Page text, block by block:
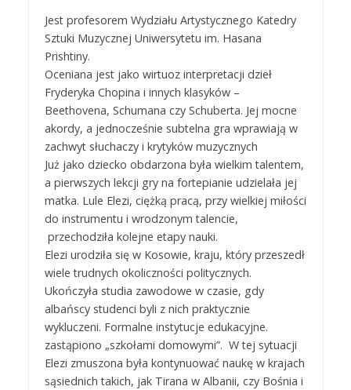
Jest profesorem Wydziału Artystycznego Katedry
Sztuki Muzycznej Uniwersytetu im. Hasana
Prishtiny.
Oceniana jest jako wirtuoz interpretacji dzieł
Fryderyka Chopina i innych klasyków –
Beethovena, Schumana czy Schuberta. Jej mocne
akordy, a jednocześnie subtelna gra wprawiają w
zachwyt słuchaczy i krytyków muzycznych
Już jako dziecko obdarzona była wielkim talentem,
a pierwszych lekcji gry na fortepianie udzielała jej
matka. Lule Elezi, ciężką pracą, przy wielkiej miłości
do instrumentu i wrodzonym talencie,
przechodziła kolejne etapy nauki.
Elezi urodziła się w Kosowie, kraju, który przeszedł
wiele trudnych okoliczności politycznych.
Ukończyła studia zawodowe w czasie, gdy
albańscy studenci byli z nich praktycznie
wykluczeni. Formalne instytucje edukacyjne.
zastąpiono „szkołami domowymi”. W tej sytuacji
Elezi zmuszona była kontynuować naukę w krajach
sąsiednich takich, jak Tirana w Albanii, czy Bośnia i